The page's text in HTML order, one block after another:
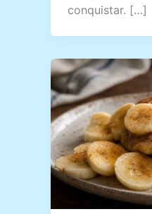
conquistar. […]